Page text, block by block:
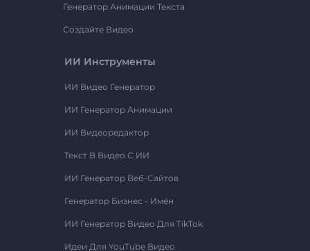
Генератор Анимации Текста
Создайте Видео
ИИ Инструменты
ИИ Видео Генератор
ИИ Генератор Анимации
ИИ Видеоредактор
Текст В Видео С ИИ
ИИ Генератор Веб-Сайтов
Генератор Бизнес - Имён
ИИ Генератор Видео Для TikTok
Идеи Для YouTube Видео